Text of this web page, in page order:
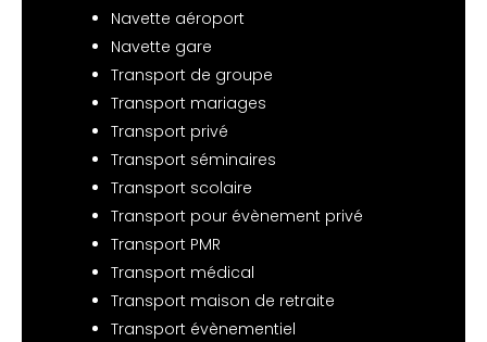
Navette aéroport
Navette gare
Transport de groupe
Transport mariages
Transport privé
Transport séminaires
Transport scolaire
Transport pour évènement privé
Transport PMR
Transport médical
Transport maison de retraite
Transport évènementiel